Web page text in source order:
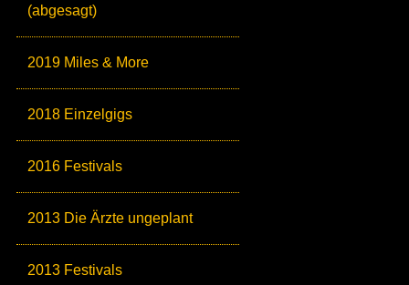
(abgesagt)
2019 Miles & More
2018 Einzelgigs
2016 Festivals
2013 Die Ärzte ungeplant
2013 Festivals